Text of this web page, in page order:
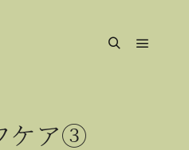
ケア③